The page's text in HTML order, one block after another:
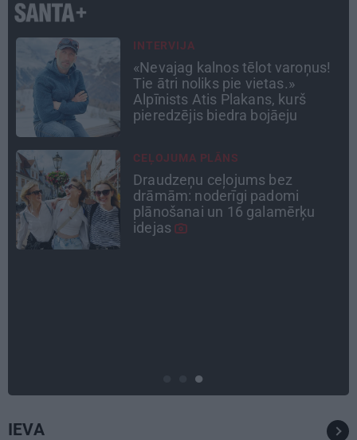
ATTIECĪBAS
Ko darīt, ja esi kopā ar
pieauguša vīrieša ķermenī
noslēpušos puišeli?
TAVS ĀRSTS
«Manā kabinetā bijusi teju visa
Liepāja.» Ārste Ingrīda
Gardovska par vairāk nekā 50
gadiem medicīnā
IEVA